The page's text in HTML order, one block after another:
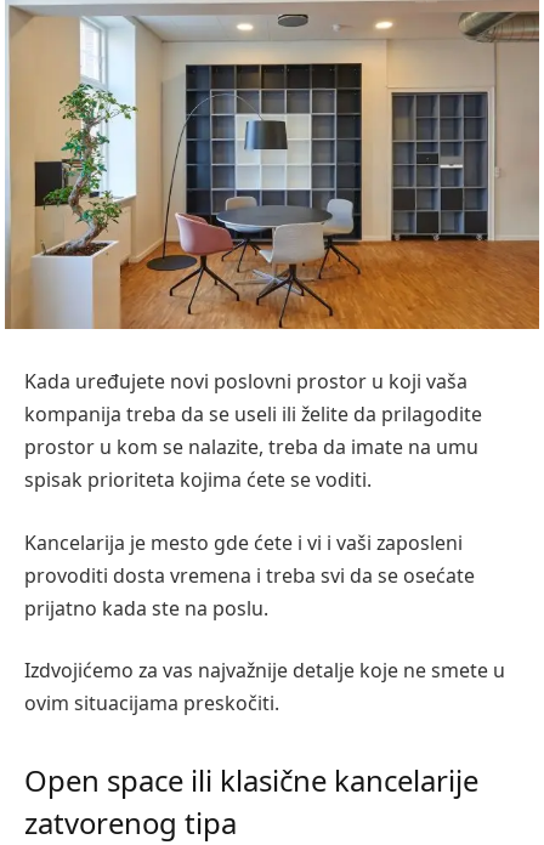
Kada uređujete novi poslovni prostor u koji vaša
kompanija treba da se useli ili želite da prilagodite
prostor u kom se nalazite, treba da imate na umu
spisak prioriteta kojima ćete se voditi.
Kancelarija je mesto gde ćete i vi i vaši zaposleni
provoditi dosta vremena i treba svi da se osećate
prijatno kada ste na poslu.
Izdvojićemo za vas najvažnije detalje koje ne smete u
ovim situacijama preskočiti.
Open space ili klasične kancelarije
zatvorenog tipa